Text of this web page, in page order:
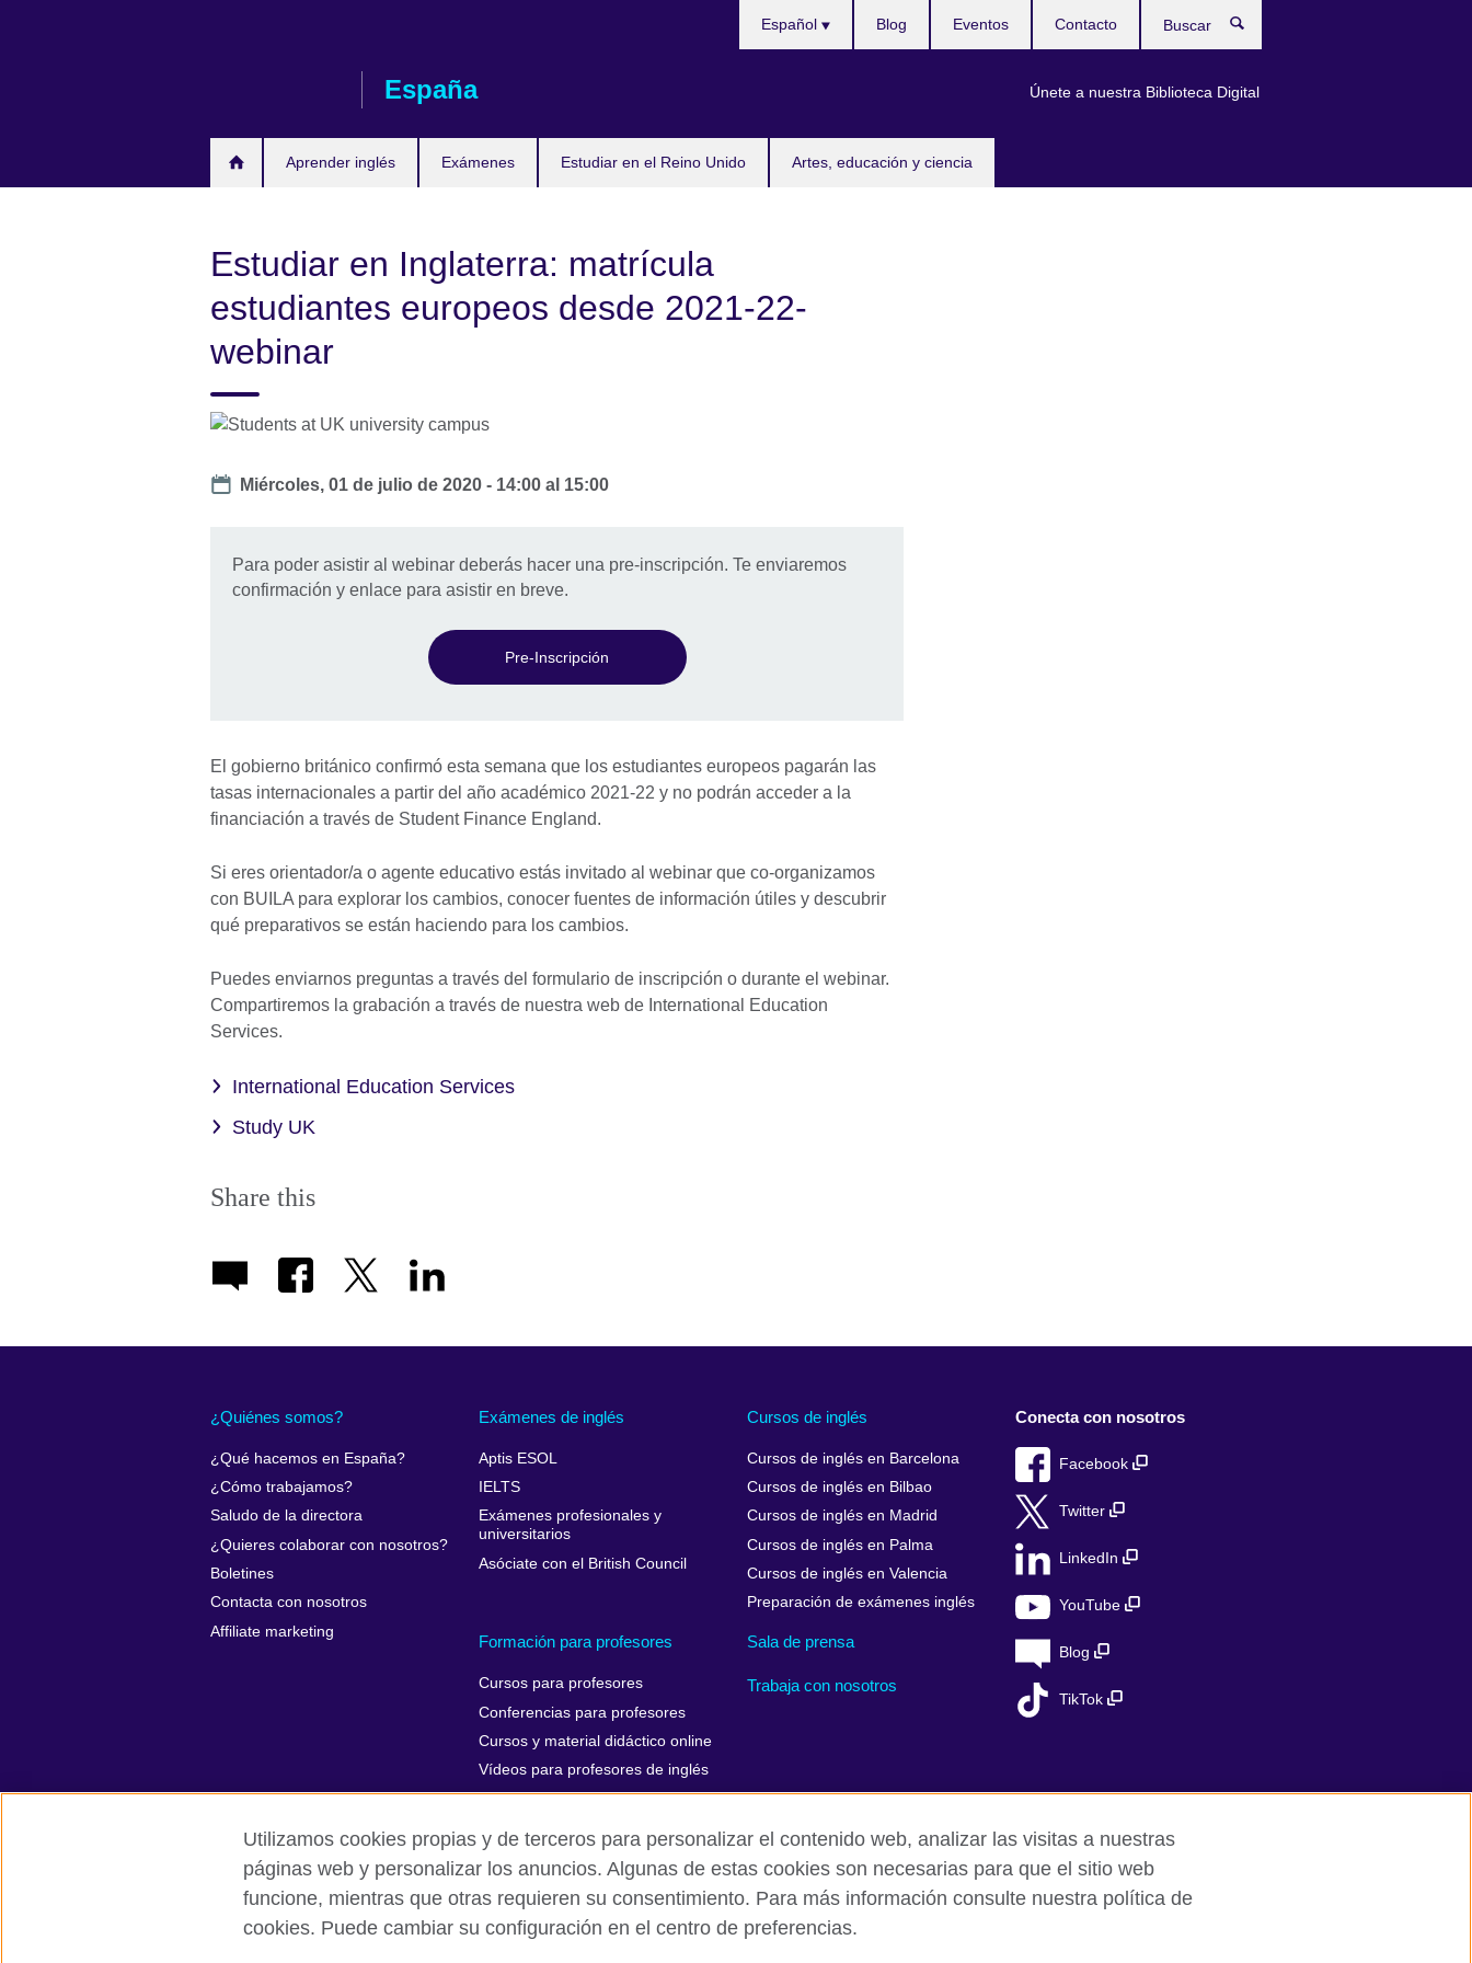
España
Aprender inglés Exámenes Estudiar en el Reino Unido Artes, educación y ciencia
idioma
Español
Únete a nuestra Biblioteca Digital
Blog Eventos Contacto
Estudiar en Inglaterra: matrícula
estudiantes europeos desde 2021-22-
webinar
Date
Miércoles, 01 de julio de 2020 - 14:00 al 15:00
Para poder asistir al webinar deberás hacer una pre-inscripción. Te enviaremos
confirmación y enlace para asistir en breve.
Pre-Inscripción
El gobierno británico confirmó esta semana que los estudiantes europeos pagarán las
tasas internacionales a partir del año académico 2021-22 y no podrán acceder a la
financiación a través de Student Finance England.
Si eres orientador/a o agente educativo estás invitado al webinar que co-organizamos
con BUILA para explorar los cambios, conocer fuentes de información útiles y descubrir
qué preparativos se están haciendo para los cambios.
Puedes enviarnos preguntas a través del formulario de inscripción o durante el webinar.
Compartiremos la grabación a través de nuestra web de International Education
Services.
International Education Services
Study UK
Share this
¿Quiénes somos?
¿Qué hacemos en España?
¿Cómo trabajamos?
Saludo de la directora
¿Quieres colaborar con nosotros?
Boletines
Contacta con nosotros
Affiliate marketing
Exámenes de inglés
Aptis ESOL
IELTS
Exámenes profesionales y
universitarios
Asóciate con el British Council
Cursos de inglés
Cursos de inglés en Barcelona
Cursos de inglés en Bilbao
Cursos de inglés en Madrid
Cursos de inglés en Palma
Cursos de inglés en Valencia
Preparación de exámenes inglés
Formación para profesores
Cursos para profesores
Conferencias para profesores
Cursos y material didáctico online
Vídeos para profesores de inglés
Sala de prensa
Trabaja con nosotros
Conecta con nosotros
Facebook
Twitter
LinkedIn
YouTube
Blog
TikTok
British Council Global Privacidad Aviso Legal Cookies Mapa del sitio
© 2026 British Council
Utilizamos cookies propias y de terceros para personalizar el contenido web, analizar las visitas a nuestras
páginas web y personalizar los anuncios. Algunas de estas cookies son necesarias para que el sitio web
funcione, mientras que otras requieren su consentimiento. Para más información consulte nuestra política de
cookies. Puede cambiar su configuración en el centro de preferencias.